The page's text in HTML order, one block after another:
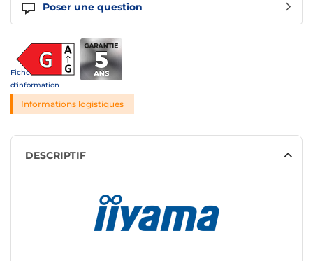
Poser une question
Fiche
d'information
Informations logistiques
DESCRIPTIF